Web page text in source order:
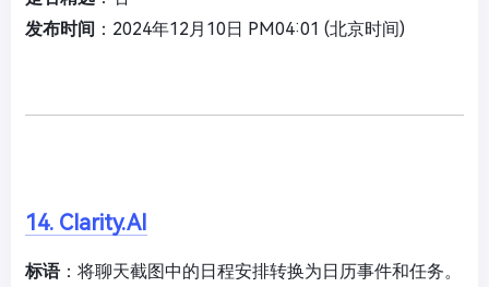
发布时间 ：2024年12月10日 PM04:01 (北京时间)
14. Clarity.AI
标语：将聊天截图中的日程安排转换为日历事件和任务。